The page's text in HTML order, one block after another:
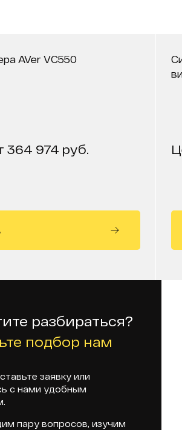
AVer VC550
364 974 руб.
разбираться?
подбор нам
заявку или
с нами удобным
пару вопросов, изучим